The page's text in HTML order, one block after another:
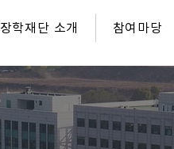
장학재단 소개 참여마당